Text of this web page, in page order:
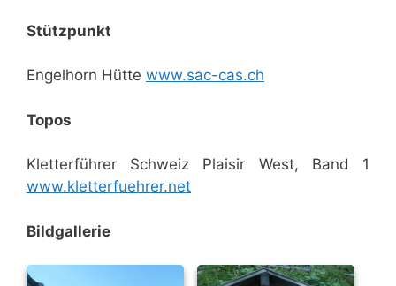
Stützpunkt
Engelhorn Hütte www.sac-cas.ch
Topos
Kletterführer Schweiz Plaisir West, Band 1
www.kletterfuehrer.net
Bildgallerie